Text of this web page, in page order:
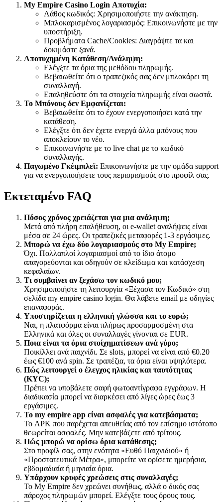
My Empire Casino Login Αποτυχία:
Λάθος κωδικός: Χρησιμοποιήστε την ανάκτηση.
Μπλοκαρισμένος λογαριασμός: Επικοινωνήστε με την
υποστήριξη.
Προβλήματα Cache/Cookies: Διαγράψτε τα και
δοκιμάστε ξανά.
Αποτυχημένη Κατάθεση/Ανάληψη:
Ελέγξτε τα όρια της μεθόδου πληρωμής.
Βεβαιωθείτε ότι ο τραπεζικός σας δεν μπλοκάρει τη
συναλλαγή.
Επαληθεύστε ότι τα στοιχεία πληρωμής είναι σωστά.
Το Μπόνους δεν Εμφανίζεται:
Βεβαιωθείτε ότι το έχουν ενεργοποιήσει κατά την
κατάθεση.
Ελέγξτε ότι δεν έχετε ενεργά άλλα μπόνους που
αποκλείουν το νέο.
Επικοινωνήστε με το live chat με το κωδικό
συναλλαγής.
Παγωμένο Γκέιμπλεϊ: Επικοινωνήστε με την ομάδα support
για να ενεργοποιήσετε τους περιορισμούς στο προφίλ σας.
Εκτεταμένο FAQ
Πόσος χρόνος χρειάζεται για μια ανάληψη;
Μετά από πλήρη επαλήθευση, οι e-wallet αναλήψεις είναι
μέσα σε 24 ώρες. Οι τραπεζικές μεταφορές 1-3 εργάσιμες.
Μπορώ να έχω δύο λογαριασμούς στο My Empire;
Όχι. Πολλαπλοί λογαριασμοί από το ίδιο άτομο
απαγορεύονται και οδηγούν σε κλείδωμα και κατάσχεση
κεφαλαίων.
Τι συμβαίνει αν ξεχάσω τον κωδικό μου;
Χρησιμοποιήστε τη λειτουργία «Ξέχασα τον Κωδικό» στη
σελίδα my empire casino login. Θα λάβετε email με οδηγίες
επαναφοράς.
Υποστηρίζεται η ελληνική γλώσσα και το ευρώ;
Ναι, η πλατφόρμα είναι πλήρως προσαρμοσμένη στα
Ελληνικά και όλες οι συναλλαγές γίνονται σε EUR.
Ποια είναι τα όρια στοίχηματίσεων ανά γύρο;
Ποικίλλει ανά παιχνίδι. Σε slots, μπορεί να είναι από €0.20
έως €100 ανά spin. Σε τραπέζια, τα όρια είναι υψηλότερα.
Πώς λειτουργεί ο έλεγχος ηλικίας και ταυτότητας
(KYC);
Πρέπει να υποβάλετε σαφή φωτοαντίγραφα εγγράφων. Η
διαδικασία μπορεί να διαρκέσει από λίγες ώρες έως 3
εργάσιμες.
Το my empire app είναι ασφαλές για κατεβάσματα;
Το APK που παρέχεται απευθείας από τον επίσημο ιστότοπο
θεωρείται ασφαλές. Μην κατεβάζετε από τρίτους.
Πώς μπορώ να ορίσω όρια κατάθεσης;
Στο προφίλ σας, στην ενότητα «Ευθύ Παιχνιδιού» ή
«Προστατευτικά Μέτρα», μπορείτε να ορίσετε ημερήσια,
εβδομαδιαία ή μηνιαία όρια.
Υπάρχουν κρυφές χρεώσεις στις συναλλαγές;
Το My Empire δεν χρεώνει συνήθως, αλλά ο δικός σας
πάροχος πληρωμών μπορεί. Ελέγξτε τους όρους τους.